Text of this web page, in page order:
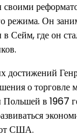
своими
режима. Он
Сейм, где он
о
в 1967
США.